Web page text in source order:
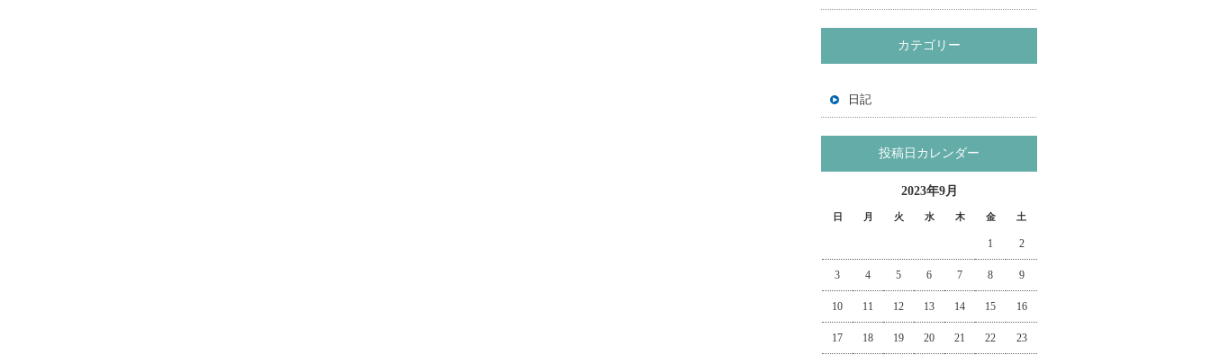
カテゴリー
日記
投稿日カレンダー
2023年9月
日 月 火 水 木 金 土
1 2
3 4 5 6 7 8 9
10 11 12 13 14 15 16
17 18 19 20 21 22 23